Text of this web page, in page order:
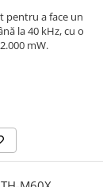
pentru a face un
la 40 kHz, cu o
mW.